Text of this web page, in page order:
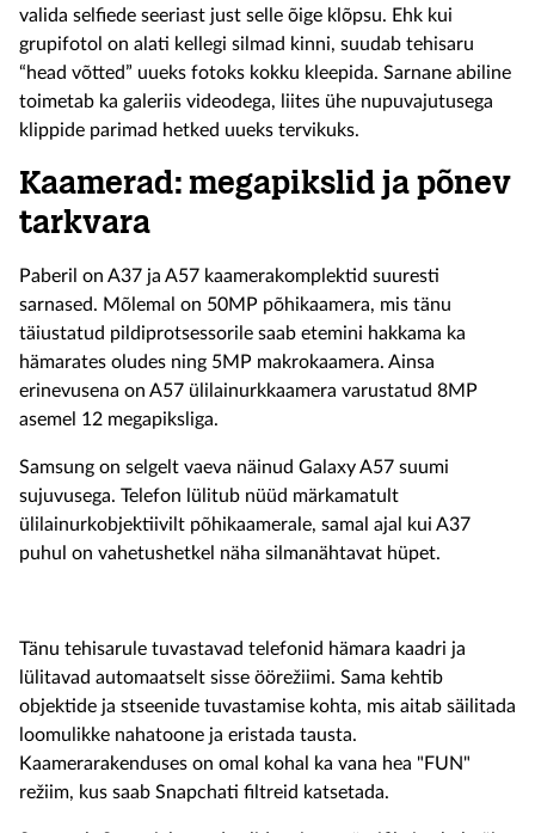
valida selfiede seeriast just selle õige klõpsu. Ehk kui
grupifotol on alati kellegi silmad kinni, suudab tehisaru
“head võtted” uueks fotoks kokku kleepida. Sarnane abiline
toimetab ka galeriis videodega, liites ühe nupuvajutusega
klippide parimad hetked uueks tervikuks.
Kaamerad: megapikslid ja põnev
tarkvara
Paberil on A37 ja A57 kaamerakomplektid suuresti
sarnased. Mõlemal on 50MP põhikaamera, mis tänu
täiustatud pildiprotsessorile saab etemini hakkama ka
hämarates oludes ning 5MP makrokaamera. Ainsa
erinevusena on A57 ülilainurkkaamera varustatud 8MP
asemel 12 megapiksliga.
Samsung on selgelt vaeva näinud Galaxy A57 suumi
sujuvusega. Telefon lülitub nüüd märkamatult
ülilainurkobjektiivilt põhikaamerale, samal ajal kui A37
puhul on vahetushetkel näha silmanähtavat hüpet.
Tänu tehisarule tuvastavad telefonid hämara kaadri ja
lülitavad automaatselt sisse öörežiimi. Sama kehtib
objektide ja stseenide tuvastamise kohta, mis aitab säilitada
loomulikke nahatoone ja eristada tausta.
Kaamerarakenduses on omal kohal ka vana hea "FUN"
režiim, kus saab Snapchati filtreid katsetada.